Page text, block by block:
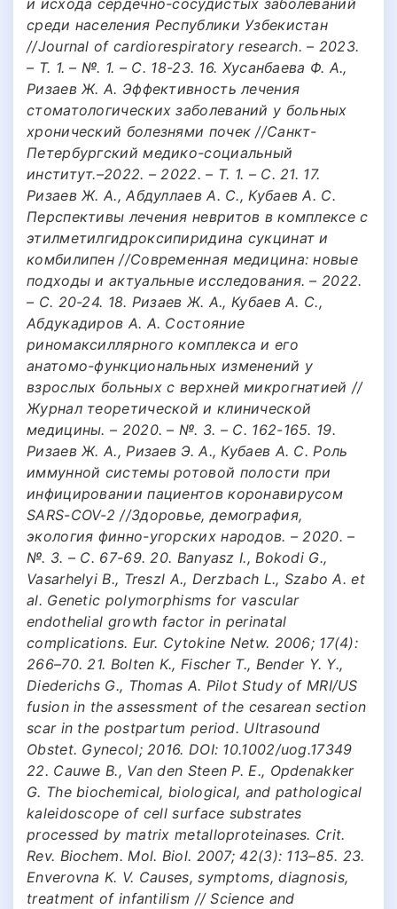
среди населения Республики Узбекистан
//Journal of cardiorespiratory research. – 2023.
– Т. 1. – №. 1. – С. 18-23. 16. Хусанбаева Ф. А.,
Ризаев Ж. А. Эффективность лечения
стоматологических заболеваний у больных
хронический болезнями почек //Санкт-
Петербургский медико-социальный
институт.–2022. – 2022. – Т. 1. – С. 21. 17.
Ризаев Ж. А., Абдуллаев А. С., Кубаев А. С.
Перспективы лечения невритов в комплексе с
этилметилгидроксипиридина сукцинат и
комбилипен //Современная медицина: новые
подходы и актуальные исследования. – 2022.
– С. 20-24. 18. Ризаев Ж. А., Кубаев А. С.,
Абдукадиров А. А. Состояние
риномаксиллярного комплекса и его
анатомо-функциональных изменений у
взрослых больных с верхней микрогнатией //
Журнал теоретической и клинической
медицины. – 2020. – №. 3. – С. 162-165. 19.
Ризаев Ж. А., Ризаев Э. А., Кубаев А. С. Роль
иммунной системы ротовой полости при
инфицировании пациентов коронавирусом
SARS-COV-2 //Здоровье, демография,
экология финно-угорских народов. – 2020. –
№. 3. – С. 67-69. 20. Banyasz I., Bokodi G.,
Vasarhelyi B., Treszl A., Derzbach L., Szabo A. et
al. Genetic polymorphisms for vascular
endothelial growth factor in perinatal
complications. Eur. Cytokine Netw. 2006; 17(4):
266–70. 21. Bolten K., Fischer T., Bender Y. Y.,
Diederichs G., Thomas A. Pilot Study of MRI/US
fusion in the assessment of the cesarean section
scar in the postpartum period. Ultrasound
Obstet. Gynecol; 2016. DOI: 10.1002/uog.17349
22. Cauwe B., Van den Steen P. E., Opdenakker
G. The biochemical, biological, and pathological
kaleidoscope of cell surface substrates
processed by matrix metalloproteinases. Crit.
Rev. Biochem. Mol. Biol. 2007; 42(3): 113–85. 23.
Enverovna K. V. Causes, symptoms, diagnosis,
treatment of infantilism // Science and